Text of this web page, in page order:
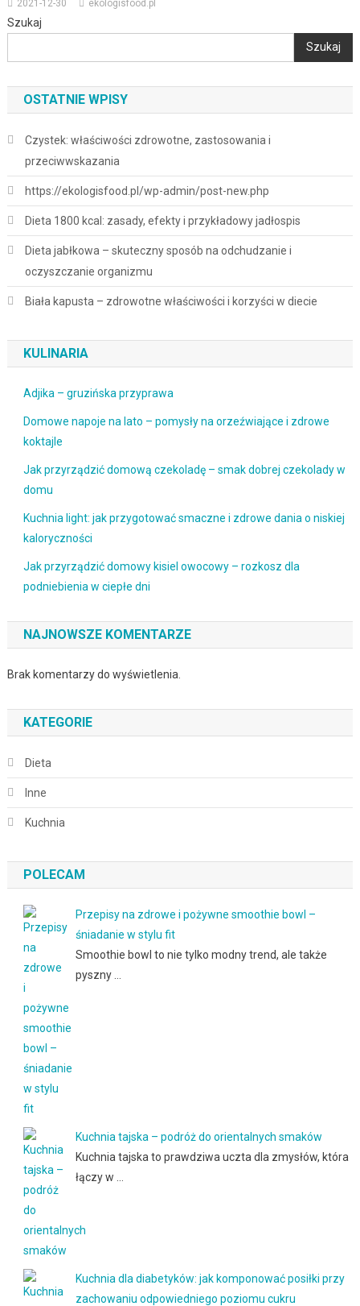
2021-12-30 ekologisfood.pl
Szukaj
Szukaj
OSTATNIE WPISY
Czystek: właściwości zdrowotne, zastosowania i
przeciwwskazania
https://ekologisfood.pl/wp-admin/post-new.php
Dieta 1800 kcal: zasady, efekty i przykładowy jadłospis
Dieta jabłkowa – skuteczny sposób na odchudzanie i
oczyszczanie organizmu
Biała kapusta – zdrowotne właściwości i korzyści w diecie
KULINARIA
Adjika – gruzińska przyprawa
Domowe napoje na lato – pomysły na orzeźwiające i zdrowe
koktajle
Jak przyrządzić domową czekoladę – smak dobrej czekolady w
domu
Kuchnia light: jak przygotować smaczne i zdrowe dania o niskiej
kaloryczności
Jak przyrządzić domowy kisiel owocowy – rozkosz dla
podniebienia w ciepłe dni
NAJNOWSZE KOMENTARZE
Brak komentarzy do wyświetlenia.
KATEGORIE
Dieta
Inne
Kuchnia
POLECAM
Przepisy na zdrowe i pożywne smoothie bowl –
śniadanie w stylu fit
Smoothie bowl to nie tylko modny trend, ale także
pyszny …
Kuchnia tajska – podróż do orientalnych smaków
Kuchnia tajska to prawdziwa uczta dla zmysłów, która
łączy w …
Kuchnia dla diabetyków: jak komponować posiłki przy
zachowaniu odpowiedniego poziomu cukru